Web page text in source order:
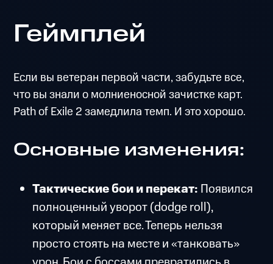
Геймплей
Если вы ветеран первой части, забудьте все,
что вы знали о молниеносной зачистке карт.
Path of Exile 2 замедлила темп. И это хорошо.
Основные изменения:
Тактические бои и перекат: Появился
полноценный уворот (dodge roll),
который меняет все. Теперь нельзя
просто стоять на месте и «танковать»